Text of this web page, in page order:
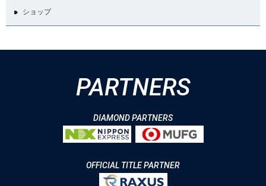
ショップ
PARTNERS
DIAMOND PARTNERS
OFFICIAL TITLE PARTNER